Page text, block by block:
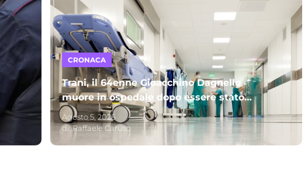
CRONACA
Trani, il 64enne Gioacchino Dagnello
muore in ospedale dopo essere stato
investito: s’indaga per omicidio stradale
Agosto 5, 2026
di:Raffaele Caruso